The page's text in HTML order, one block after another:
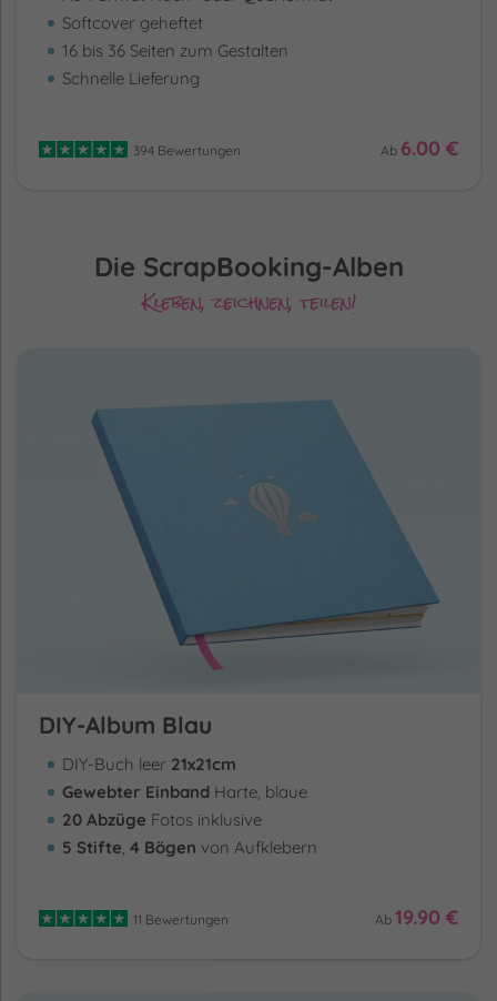
Softcover geheftet
16 bis 36 Seiten zum Gestalten
Schnelle Lieferung
394 Bewertungen Ab 6.00 €
Die ScrapBooking-Alben
Kleben, zeichnen, teilen!
DIY-Album Blau
DIY-Buch leer 21x21cm
Gewebter Einband Harte, blaue
20 Abzüge Fotos inklusive
5 Stifte 4 Bögen von Aufklebern
11 Bewertungen Ab 19.90 €